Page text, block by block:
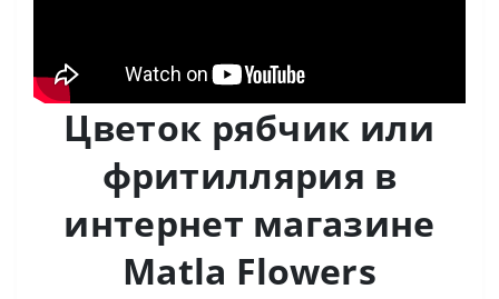
Цветок рябчик или
фритиллярия в
интернет магазине
Matla Flowers